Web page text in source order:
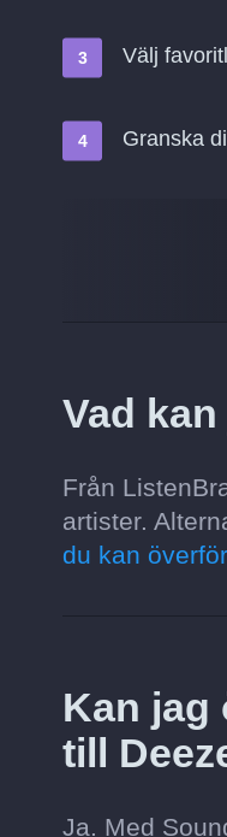
Välj
Granska
Vad
Från
artister.
du kan
Kan jag
till
Ja. Med